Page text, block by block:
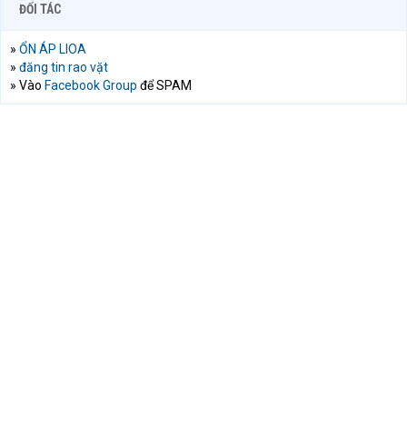
ĐỐI TÁC
» ỔN ÁP LIOA
» đăng tin rao vặt
» Vào Facebook Group để SPAM